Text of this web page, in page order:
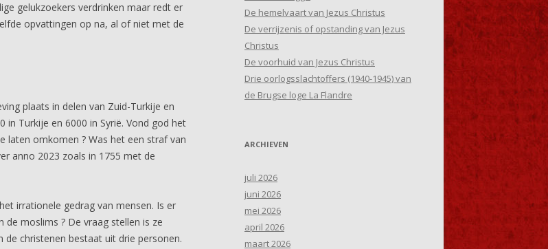
gelukzoekers verdrinken maar redt er
opvattingen op na, al of niet met de
plaats in delen van Zuid-Turkije en
in Turkije en 6000 in Syrië. Vond god het
omkomen ? Was het een straf van
anno 2023 zoals in 1755 met de
irrationele gedrag van mensen. Is er
de moslims ? De vraag stellen is ze
de christenen bestaat uit drie personen.
De hemelvaart van Jezus Christus
De verrijzenis of opstanding van Jezus
Christus
De voorhuid van Jezus Christus
Drie oorlogsslachtoffers (1940-1945) van
de Brugse loge La Flandre
ARCHIEVEN
juli 2026
juni 2026
mei 2026
april 2026
maart 2026